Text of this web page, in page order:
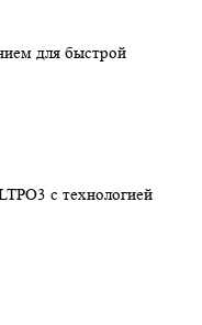
для быстрой
с технологией